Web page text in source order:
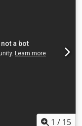
uns gerne eine
1 / 15